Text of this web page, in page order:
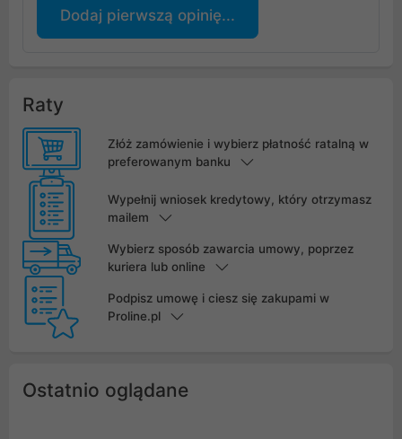
Dodaj pierwszą opinię...
Raty
Złóż zamówienie i wybierz płatność ratalną w
preferowanym banku
Wypełnij wniosek kredytowy, który otrzymasz
mailem
Wybierz sposób zawarcia umowy, poprzez
kuriera lub online
Podpisz umowę i ciesz się zakupami w
Proline.pl
Ostatnio oglądane